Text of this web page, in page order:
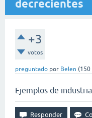
decrecientes
+3
votos
preguntado por Belen (150
Ejemplos de